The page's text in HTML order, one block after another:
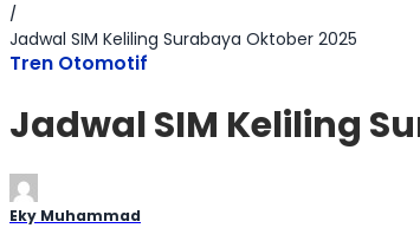
/
Jadwal SIM Keliling Surabaya Oktober 2025
Tren Otomotif
Jadwal SIM Keliling
Eky Muhammad